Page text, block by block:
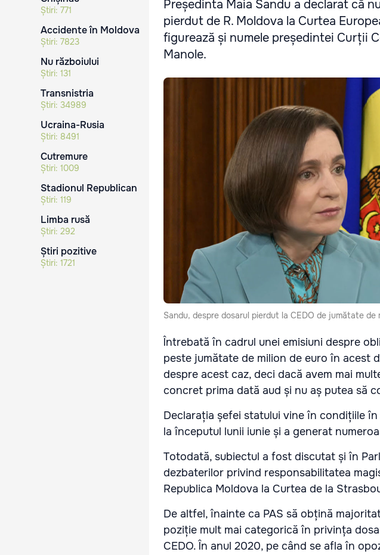
Știri: 771
Accidente în Moldova
Știri: 7823
Nu războiului
Știri: 131
Transnistria
Știri: 34989
Ucraina-Rusia
Știri: 8491
Cutremure
Știri: 1009
Stadionul Republican
Știri: 119
Limba rusă
Știri: 292
Știri pozitive
Știri: 1721
Președinta Maia Sandu a declarat că
pierdut de R. Moldova la Curtea
figurează și numele președintei Curții
Manole.
Sandu, despre dosarul pierdut la CEDO de jumătate
Întrebată în cadrul unei emisiuni despre
peste jumătate de milion de euro în acest
despre acest caz, deci dacă avem mai
concret prima dată aud și nu aș putea să
Declarația șefei statului vine în condițiile în
la începutul lunii iunie și a generat
Totodată, subiectul a fost discutat și în
dezbaterilor privind responsabilitatea
Republica Moldova la Curtea de la
De altfel, înainte ca PAS să obțină
poziție mult mai categorică în privința
CEDO. În anul 2020, pe când se afla în